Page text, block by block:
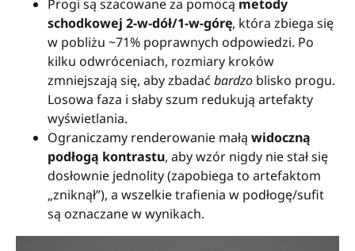
Progi są szacowane za pomocą metody
schodkowej 2-w-dół/1-w-górę, która zbiega się
w pobliżu ~71% poprawnych odpowiedzi. Po
kilku odwróceniach, rozmiary kroków
zmniejszają się, aby zbadać bardzo blisko progu.
Losowa faza i słaby szum redukują artefakty
wyświetlania.
Ograniczamy renderowanie małą widoczną
podłogą kontrastu, aby wzór nigdy nie stał się
dosłownie jednolity (zapobiega to artefaktom
„zniknął”), a wszelkie trafienia w podłogę/sufit
są oznaczane w wynikach.